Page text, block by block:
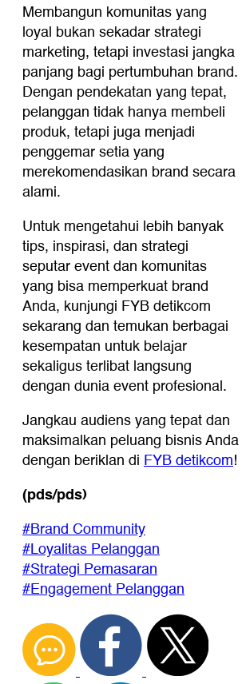
Membangun komunitas yang
loyal bukan sekadar strategi
marketing, tetapi investasi jangka
panjang bagi pertumbuhan brand.
Dengan pendekatan yang tepat,
pelanggan tidak hanya membeli
produk, tetapi juga menjadi
penggemar setia yang
merekomendasikan brand secara
alami.
Untuk mengetahui lebih banyak
tips, inspirasi, dan strategi
seputar event dan komunitas
yang bisa memperkuat brand
Anda, kunjungi FYB detikcom
sekarang dan temukan berbagai
kesempatan untuk belajar
sekaligus terlibat langsung
dengan dunia event profesional.
Jangkau audiens yang tepat dan
maksimalkan peluang bisnis Anda
dengan beriklan di FYB detikcom!
(pds/pds)
#Brand Community
#Loyalitas Pelanggan
#Strategi Pemasaran
#Engagement Pelanggan